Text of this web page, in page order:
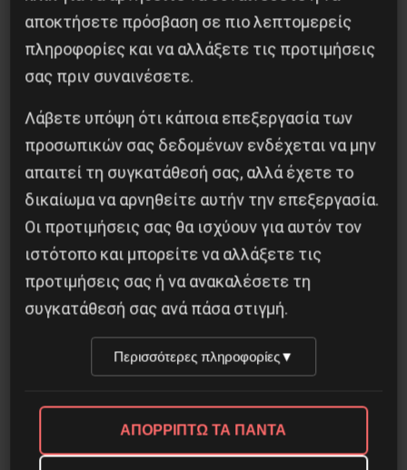
Η Μπουρκίνα Φάσο του Τραορέ αντι-
ιμπεριαλιστική σχισμή της ιστορίας
αποκτήσετε πρόσβαση σε πιο λεπτομερείς
πληροφορίες και να αλλάξετε τις προτιμήσεις
σας πριν συναινέσετε.
Λάβετε υπόψη ότι κάποια επεξεργασία των
προσωπικών σας δεδομένων ενδέχεται να μην
απαιτεί τη συγκατάθεσή σας, αλλά έχετε το
δικαίωμα να αρνηθείτε αυτήν την επεξεργασία.
Οι προτιμήσεις σας θα ισχύουν για αυτόν τον
ιστότοπο και μπορείτε να αλλάξετε τις
προτιμήσεις σας ή να ανακαλέσετε τη
συγκατάθεσή σας ανά πάσα στιγμή.
Περισσότερες πληροφορίες▼
ΑΠΟΡΡΙΠΤΩ ΤΑ ΠΑΝΤΑ